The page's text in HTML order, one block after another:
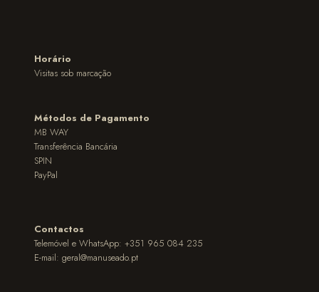
Horário
Visitas sob marcação
Métodos de Pagamento
MB WAY
Transferência Bancária
SPIN
PayPal
Contactos
Telemóvel e WhatsApp: +351 965 084 235
E-mail: geral@manuseado.pt